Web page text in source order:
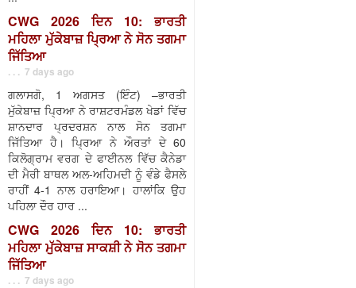
CWG 2026 ਦਿਨ 10: ਭਾਰਤੀ
ਮਹਿਲਾ ਮੁੱਕੇਬਾਜ਼ ਪ੍ਰਿਆ ਨੇ ਸੋਨ ਤਗਮਾ
ਜਿੱਤਿਆ
. . . 7 days ago
ਗਲਾਸਗੋ, 1 ਅਗਸਤ (ਇੰਟ) –ਭਾਰਤੀ
ਮੁੱਕੇਬਾਜ਼ ਪ੍ਰਿਆ ਨੇ ਰਾਸ਼ਟਰਮੰਡਲ ਖੇਡਾਂ ਵਿੱਚ
ਸ਼ਾਨਦਾਰ ਪ੍ਰਦਰਸ਼ਨ ਨਾਲ ਸੋਨ ਤਗਮਾ
ਜਿੱਤਿਆ ਹੈ। ਪ੍ਰਿਆ ਨੇ ਔਰਤਾਂ ਦੇ 60
ਕਿਲੋਗ੍ਰਾਮ ਵਰਗ ਦੇ ਫਾਈਨਲ ਵਿੱਚ ਕੈਨੇਡਾ
ਦੀ ਮੈਰੀ ਬਾਥਲ ਅਲ-ਅਹਿਮਦੀ ਨੂੰ ਵੰਡੇ ਫੈਸਲੇ
ਰਾਹੀਂ 4-1 ਨਾਲ ਹਰਾਇਆ। ਹਾਲਾਂਕਿ ਉਹ
ਪਹਿਲਾ ਦੌਰ ਹਾਰ ...
CWG 2026 ਦਿਨ 10: ਭਾਰਤੀ
ਮਹਿਲਾ ਮੁੱਕੇਬਾਜ਼ ਸਾਕਸ਼ੀ ਨੇ ਸੋਨ ਤਗਮਾ
ਜਿੱਤਿਆ
. . . 7 days ago